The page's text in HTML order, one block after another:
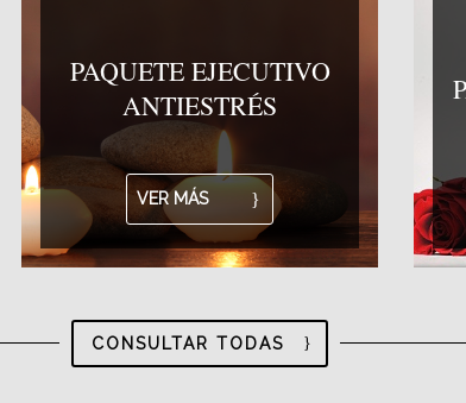
PAQUETE EJECUTIVO
ANTIESTRÉS
VER MÁS
CONSULTAR TODAS